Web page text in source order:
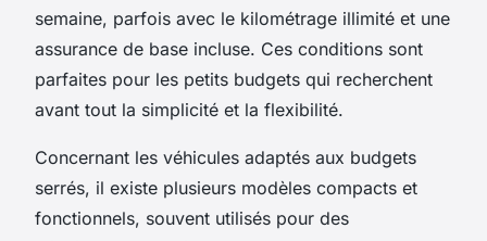
semaine, parfois avec le kilométrage illimité et une
assurance de base incluse. Ces conditions sont
parfaites pour les petits budgets qui recherchent
avant tout la simplicité et la flexibilité.
Concernant les véhicules adaptés aux budgets
serrés, il existe plusieurs modèles compacts et
fonctionnels, souvent utilisés pour des